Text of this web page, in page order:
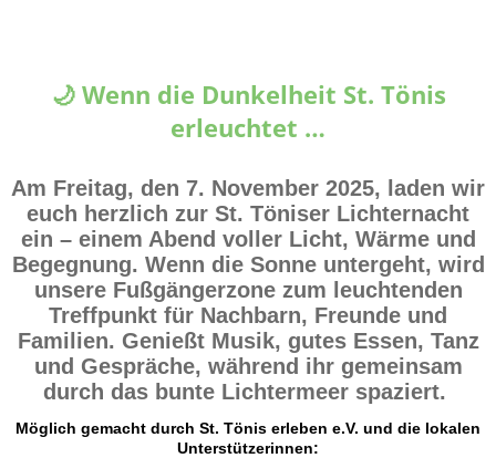
🌙 Wenn die Dunkelheit St. Tönis
erleuchtet …
Am Freitag, den 7. November 2025, laden wir
euch herzlich zur St. Töniser Lichternacht
ein – einem Abend voller Licht, Wärme und
Begegnung. Wenn die Sonne untergeht, wird
unsere Fußgängerzone zum leuchtenden
Treffpunkt für Nachbarn, Freunde und
Familien. Genießt Musik, gutes Essen, Tanz
und Gespräche, während ihr gemeinsam
durch das bunte Lichtermeer spaziert.
Möglich gemacht durch St. Tönis erleben e.V. und die lokalen
Unterstützerinnen: